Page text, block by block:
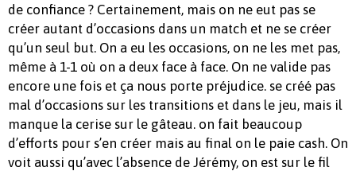
de confiance ? Certainement, mais on ne eut pas se
créer autant d’occasions dans un match et ne se créer
qu’un seul but. On a eu les occasions, on ne les met pas,
même à 1-1 où on a deux face à face. On ne valide pas
encore une fois et ça nous porte préjudice. se créé pas
mal d’occasions sur les transitions et dans le jeu, mais il
manque la cerise sur le gâteau. on fait beaucoup
d’efforts pour s’en créer mais au final on le paie cash. On
voit aussi qu’avec l’absence de Jérémy, on est sur le fil